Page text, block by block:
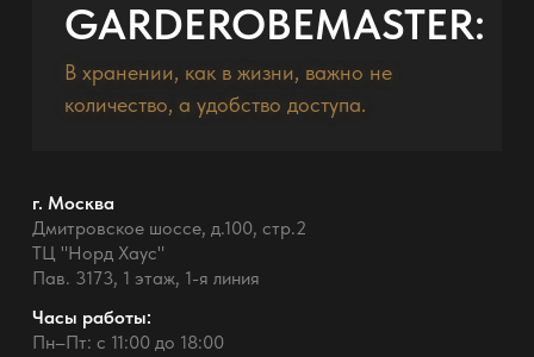
GARDEROBEMASTER:
В хранении, как в жизни, важно не
количество, а удобство доступа.
г. Москва
Дмитровское шоссе, д.100, стр.2
ТЦ "Норд Хаус"
Пав. 3173, 1 этаж, 1-я линия
Часы работы:
Пн–Пт: с 11:00 до 18:00